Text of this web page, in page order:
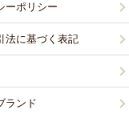
ーポリシー
法に基づく表記
ランド